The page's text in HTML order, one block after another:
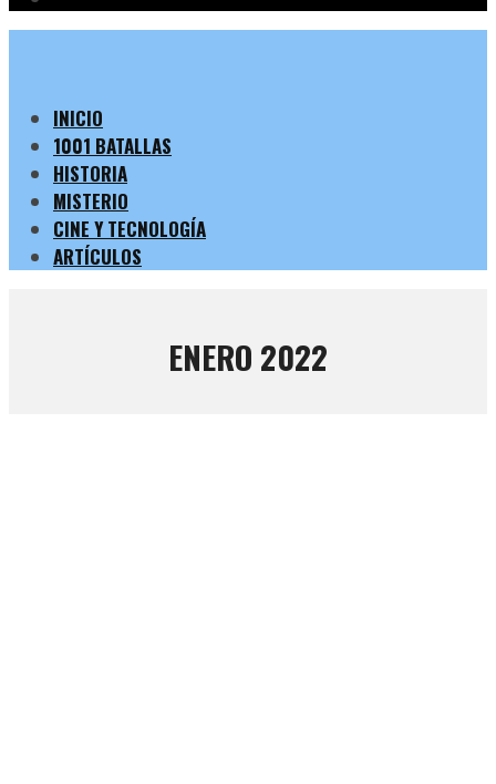
INICIO
1001 BATALLAS
HISTORIA
MISTERIO
CINE Y TECNOLOGÍA
ARTÍCULOS
ENERO 2022